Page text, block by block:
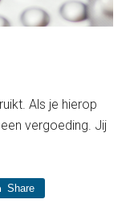
Als je hierop
vergoeding. Jij
Share